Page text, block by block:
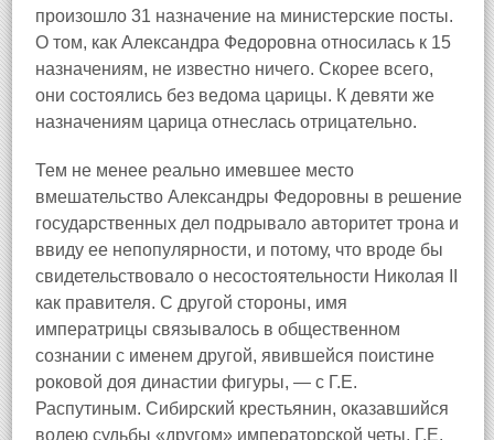
произошло 31 назначение на министерские посты.
О том, как Александра Федоровна относилась к 15
назначениям, не известно ничего. Скорее всего,
они состоялись без ведома царицы. К девяти же
назначениям царица отнеслась отрицательно.
Тем не менее реально имевшее место
вмешательство Александры Федоровны в решение
государственных дел подрывало авторитет трона и
ввиду ее непопулярности, и потому, что вроде бы
свидетельствовало о несостоятельности Николая II
как правителя. С другой стороны, имя
императрицы связывалось в общественном
сознании с именем другой, явившейся поистине
роковой доя династии фигуры, — с Г.Е.
Распутиным. Сибирский крестьянин, оказавшийся
волею судьбы «другом» императорской четы, Г.Е.